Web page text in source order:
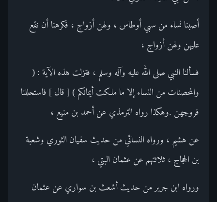
أصبنا نساء من سبي أوطاس ، ولهن أزواج ، فكرهنا أن نقع
عليهن ولهن أزواج ،
فسألنا النبي صلى الله عليه وآله وسلم ، فنزلت هذه الآية : (
والمحصنات من النساء إلا ما ملكت أيمانكم ) [ قال ] فاستحللنا
فروجهن .وهكذا رواه الترمذي عن أحمد بن منيع ،
عن هشيم ، ورواه النسائي من حديث سفيان الثوري وشعبة
بن الحجاج ، ثلاثتهم عن عثمان البتي ،
ورواه ابن جرير من حديث أشعث بن سواري عن عثمان